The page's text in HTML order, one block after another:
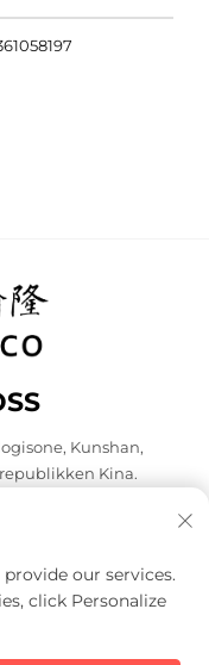
Kunshan,
Kina.
our services.
click Personalize